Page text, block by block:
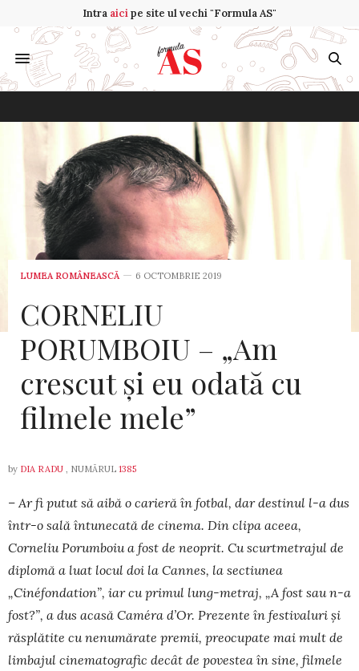
Intra aicipe site ul vechi "Formula AS"
LUMEA ROMÂNEASCĂ 6 OCTOMBRIE 2019
CORNELIU
PORUMBOIU – „Am
crescut și eu odată cu
filmele mele”
by DIA RADU , NUMĂRUL 1385
– Ar fi putut să aibă o carieră în fotbal, dar destinul l-a dus
într-o sală întunecată de cinema. Din clipa aceea,
Corneliu Porumboiu a fost de neoprit. Cu scurtme­trajul de
diplomă a luat locul doi la Cannes, la sectiunea
„Cinéfondation”, iar cu primul lung-metraj, „A fost sau n-a
fost?”, a dus acasă Caméra d’Or. Prezente în festivaluri și
răsplătite cu nenumărate premii, preocupate mai mult de
limbajul cinematografic decât de povestea în sine, filmele